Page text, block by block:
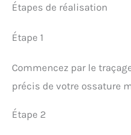
Étapes de réalisation
Étape 1
Commencez par le
précis de votre ossature
Étape 2